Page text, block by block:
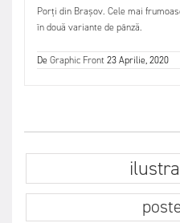
Porți din Brașov. Cele mai
în două variante de pânză.
DeGraphic Front23 Aprilie, 2020